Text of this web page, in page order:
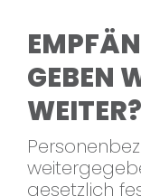
GEBEN
WEITER?
gesetzlich